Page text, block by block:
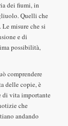
dei fiumi, in
Quelli che
misure che si
e di
possibilità,
comprendere
delle copie, è
di vita importante
che
andando